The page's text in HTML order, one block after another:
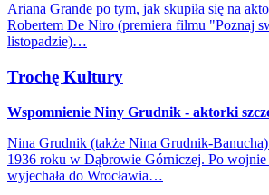
Ariana Grande po tym, jak skupiła się na
Robertem De Niro (premiera filmu "Poznaj
listopadzie)…
Trochę Kultury
Wspomnienie Niny Grudnik - aktorki
Nina Grudnik (także Nina Grudnik-Banucha)
1936 roku w Dąbrowie Górniczej. Po
wyjechała do Wrocławia…